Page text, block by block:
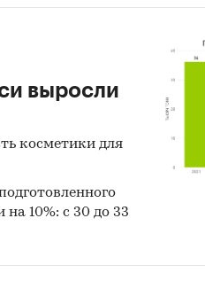
выросли
косметики для
10%: с 30 до 33